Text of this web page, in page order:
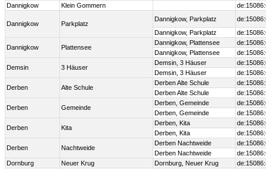
Dannigkow
Klein Gommern
Dannigkow Parkplatz
Dannigkow, Parkplatz
Dannigkow, Parkplatz
Dannigkow Plattensee
Dannigkow, Plattensee
Dannigkow, Plattensee
Demsin 3 Häuser
Demsin, 3 Häuser
Demsin, 3 Häuser
Derben Alte Schule
Derben Alte Schule
Derben Alte Schule
Derben Gemeinde
Derben, Gemeinde
Derben, Gemeinde
Derben Kita
Derben, Kita
Derben, Kita
Derben Nachtweide
Derben Nachtweide
Derben Nachtweide
Dornburg
Neuer Krug Dornburg, Neuer Krug